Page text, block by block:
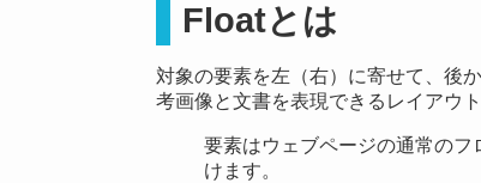
Floatとは
対象の要素を左（右）に寄せて、後
考画像と文書を表現できるレイアウト
要素はウェブページの通常の
けます。